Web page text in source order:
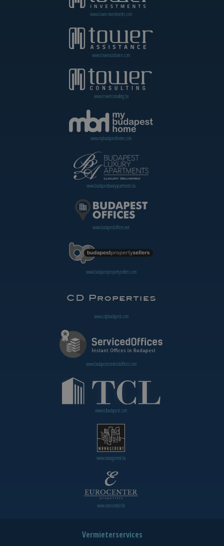
www.tower-investments.com
www.towerassistance.com
www.towerconsulting.hu
www.mybudapesthome.com
www.budapestluxuryapartments.hu
www.budapestoffices.net
www.budapestpropertysellers.com
www.cdpbudapest.com
www.budapestservicedoffices.com
www.tclbudapest.com
www.managerent.hu
www.eurocenter.hu
Vermieterservices